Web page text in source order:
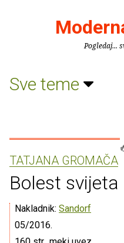
Pogledaj...
Sve teme
TATJANA GROMAČA
Bolest svijeta
Nakladnik: Sandorf
05/2016.